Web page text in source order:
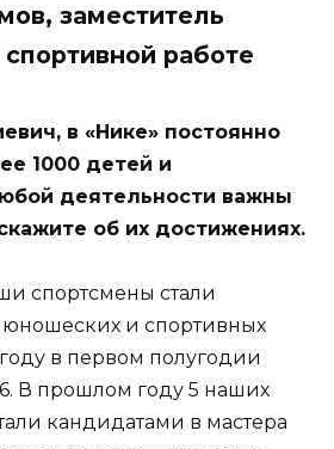
заместитель
работе
в «Нике» постоянно
1000 детей и
деятельности важны
об их достижениях.
спортсмены стали
и спортивных
в первом полугодии
В прошлом году 5 наших
кандидатами в мастера